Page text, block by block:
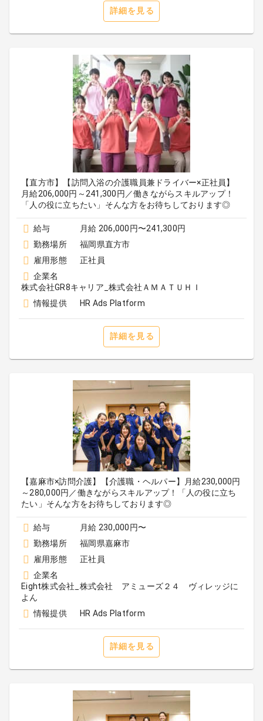
詳細を見る
【直方市】【訪問入浴の介護職員兼ドライバー×正社員】
月給206,000円～241,300円／働きながらスキルアップ！
「人の役に立ちたい」そんな方をお待ちしております◎
給与
月給 206,000円〜241,300円
勤務場所
福岡県直方市
雇用形態
正社員
企業名
株式会社GR8キャリア_株式会社ＡＭＡＴＵＨＩ
情報提供
HR Ads Platform
詳細を見る
【嘉麻市×訪問介護】【介護職・ヘルパー】月給230,000円
～280,000円／働きながらスキルアップ！「人の役に立ち
たい」そんな方をお待ちしております◎
給与
月給 230,000円〜
勤務場所
福岡県嘉麻市
雇用形態
正社員
企業名
Eight株式会社_株式会社 アミューズ２４ ヴィレッジに
よん
情報提供
HR Ads Platform
詳細を見る